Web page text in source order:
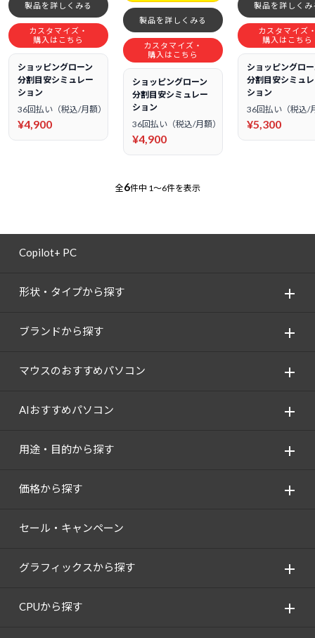
製品を詳しくみる
カスタマイズ・
購入はこちら
ショッピングローン
分割目安シミュレー
ション
36回払い（税込/月額）
¥4,900
製品を詳しくみる
カスタマイズ・
購入はこちら
ショッピングローン
分割目安シミュレー
ション
36回払い（税込/月額）
¥4,900
製品を詳しくみ
カスタマイズ
購入はこちら
ショッピングロ
分割目安シミュ
ション
36回払い（税込/
¥5,300
全6件中 1～6件を表示
Copilot+ PC
形状・タイプから探す
ブランドから探す
マウスのおすすめパソコン
AIおすすめパソコン
用途・目的から探す
価格から探す
セール・キャンペーン
グラフィックスから探す
CPUから探す